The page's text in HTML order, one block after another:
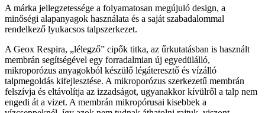
25
mennyiség
A márka jellegzetessége a folyamatosan megújuló design, a
minőségi alapanyagok használata és a saját szabadalommal
rendelkező lyukacsos talpszerkezet.
A Geox Respira, „lélegző” cipők titka, az űrkutatásban is használt
membrán segítségével egy forradalmian új egyedülálló,
mikroporózus anyagokból készülő légáteresztő és vízálló
talpmegoldás kifejlesztése. A mikroporózus szerkezetű membrán
felszívja és eltávolítja az izzadságot, ugyanakkor kívülről a talp nem
engedi át a vizet. A membrán mikropórusai kisebbek a